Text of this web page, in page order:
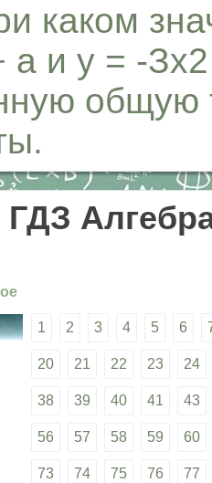
каком
а и у = -
общую
ГДЗ
1 2 3 4 5 6
20 21 22 23 24
38 39 40 41 43
56 57 58 59 60
73 74 75 76 77